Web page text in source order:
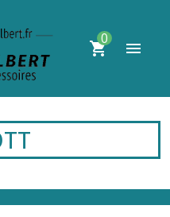
shopping_cart
0
menu